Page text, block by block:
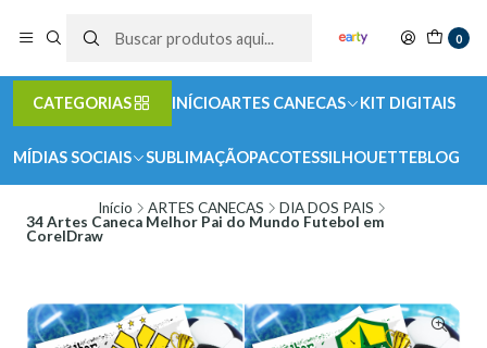
0
CATEGORIAS INÍCIOARTES CANECAS KIT DIGITAIS
MÍDIAS SOCIAIS SUBLIMAÇÃOPACOTESSILHOUETTEBLOG
Início ARTES CANECAS
DIA DOS PAIS
34 Artes Caneca Melhor Pai do Mundo Futebol em
CorelDraw